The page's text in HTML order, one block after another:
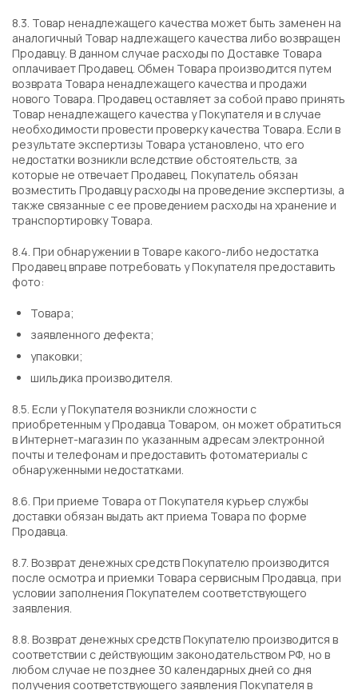
8.3. Товар ненадлежащего качества может быть заменен на
аналогичный Товар надлежащего качества либо возвращен
Продавцу. В данном случае расходы по Доставке Товара
оплачивает Продавец. Обмен Товара производится путем
возврата Товара ненадлежащего качества и продажи
нового Товара. Продавец оставляет за собой право принять
Товар ненадлежащего качества у Покупателя и в случае
необходимости провести проверку качества Товара. Если в
результате экспертизы Товара установлено, что его
недостатки возникли вследствие обстоятельств, за
которые не отвечает Продавец, Покупатель обязан
возместить Продавцу расходы на проведение экспертизы, а
также связанные с ее проведением расходы на хранение и
транспортировку Товара.
8.4. При обнаружении в Товаре какого-либо недостатка
Продавец вправе потребовать у Покупателя предоставить
фото:
Товара;
заявленного дефекта;
упаковки;
шильдика производителя.
8.5. Если у Покупателя возникли сложности с
приобретенным у Продавца Товаром, он может обратиться
в Интернет-магазин по указанным адресам электронной
почты и телефонам и предоставить фотоматериалы с
обнаруженными недостатками.
8.6. При приеме Товара от Покупателя курьер службы
доставки обязан выдать акт приема Товара по форме
Продавца.
8.7. Возврат денежных средств Покупателю производится
после осмотра и приемки Товара сервисным Продавца, при
условии заполнения Покупателем соответствующего
заявления.
8.8. Возврат денежных средств Покупателю производится в
соответствии с действующим законодательством РФ, но в
любом случае не позднее 30 календарных дней со дня
получения соответствующего заявления Покупателя в